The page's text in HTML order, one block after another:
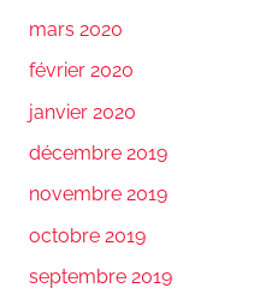
mars 2020
février 2020
janvier 2020
décembre 2019
novembre 2019
octobre 2019
septembre 2019